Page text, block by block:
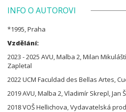
INFO O AUTOROVI
*1995, Praha
Vzdělání:
2023 - 2025 AVU, Malba 2, Milan
Zapletal
2022 UCM Faculdad des Bellas Artes,
2019 AVU, Malba 2, Vladimír Skrepl, Jan
2018 VOŠ Hellichova, Vydavatelská